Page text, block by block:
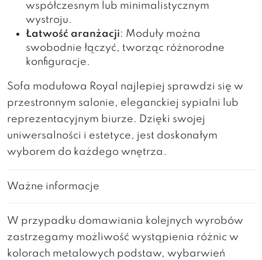
współczesnym lub minimalistycznym
wystroju.
Łatwość aranżacji: Moduły można
swobodnie łączyć, tworząc różnorodne
konfiguracje.
Sofa modułowa Royal najlepiej sprawdzi się w
przestronnym salonie, eleganckiej sypialni lub
reprezentacyjnym biurze. Dzięki swojej
uniwersalności i estetyce, jest doskonałym
wyborem do każdego wnętrza.
Ważne informacje
W przypadku domawiania kolejnych wyrobów
zastrzegamy możliwość wystąpienia różnic w
kolorach metalowych podstaw, wybarwień